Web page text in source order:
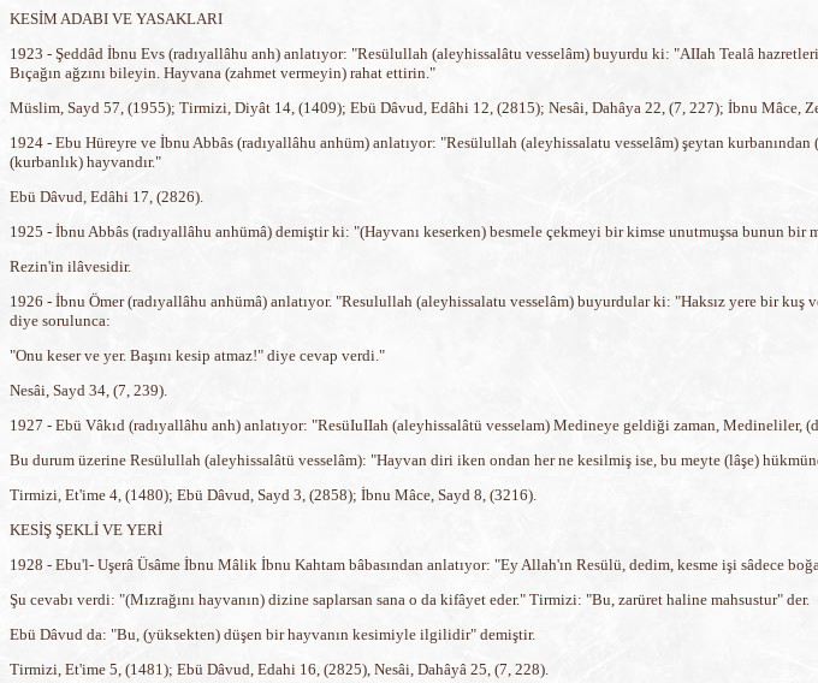
KESİM ADABI VE YASAKLARI
1923 - Şeddâd İbnu Evs (radıyallâhu anh) anlatıyor: "Resülullah (aleyhissalâtu vesselâm) buyurdu ki: "AIIah Tealâ
Bıçağın ağzını bileyin. Hayvana (zahmet vermeyin) rahat ettirin."
Müslim, Sayd 57, (1955); Tirmizi, Diyât 14, (1409); Ebü Dâvud, Edâhi 12, (2815); Nesâi, Dahâya 22, (7, 227); İbnu Mâce,
1924 - Ebu Hüreyre ve İbnu Abbâs (radıyallâhu anhüm) anlatıyor: "Resülullah (aleyhissalatu vesselâm) şeytan
(kurbanlık) hayvandır."
Ebü Dâvud, Edâhi 17, (2826).
1925 - İbnu Abbâs (radıyallâhu anhümâ) demiştir ki: "(Hayvanı keserken) besmele çekmeyi bir kimse unutmuşsa bunun
Rezin'in ilâvesidir.
1926 - İbnu Ömer (radıyallâhu anhümâ) anlatıyor. "Resulullah (aleyhissalatu vesselâm) buyurdular ki: "Haksız yere bir
diye sorulunca:
"Onu keser ve yer. Başını kesip atmaz!" diye cevap verdi."
Nesâi, Sayd 34, (7, 239).
1927 - Ebü Vâkıd (radıyallâhu anh) anlatıyor: "ResüIuIIah (aleyhissalâtü vesselam) Medineye geldiği zaman,
Bu durum üzerine Resülullah (aleyhissalâtü vesselâm): "Hayvan diri iken ondan her ne kesilmiş ise, bu meyte (lâşe)
Tirmizi, Et'ime 4, (1480); Ebü Dâvud, Sayd 3, (2858); İbnu Mâce, Sayd 8, (3216).
KESİŞ ŞEKLİ VE YERİ
1928 - Ebu'l- Uşerâ Üsâme İbnu Mâlik İbnu Kahtam bâbasından anlatıyor: "Ey Allah'ın Resülü, dedim, kesme işi sâdece
Şu cevabı verdi: "(Mızrağını hayvanın) dizine saplarsan sana o da kifâyet eder." Tirmizi: "Bu, zarüret haline mahsustur" der.
Ebü Dâvud da: "Bu, (yüksekten) düşen bir hayvanın kesimiyle ilgilidir" demiştir.
Tirmizi, Et'ime 5, (1481); Ebü Dâvud, Edahi 16, (2825), Nesâi, Dahâyâ 25, (7, 228).